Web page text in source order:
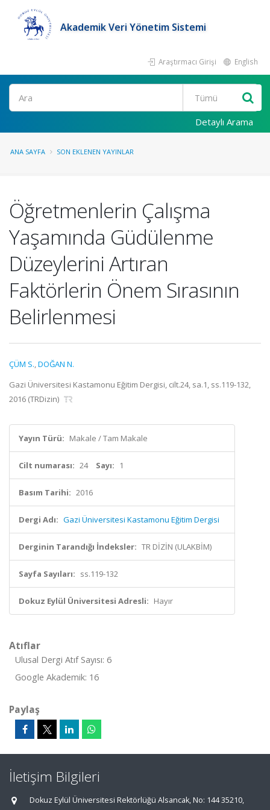
Akademik Veri Yönetim Sistemi
Araştırmacı Girişi English
Ara
Detaylı Arama
ANA SAYFA SON EKLENEN YAYINLAR
Öğretmenlerin Çalışma
Yaşamında Güdülenme
Düzeylerini Artıran
Faktörlerin Önem Sırasının
Belirlenmesi
ÇÜM S.,DOĞAN N.
Gazi Üniversitesi Kastamonu Eğitim Dergisi, cilt.24, sa.1, ss.119-132,
2016 (TRDizin)
Yayın Türü: Makale / Tam Makale
Cilt numarası: 24 Sayı: 1
Basım Tarihi: 2016
Dergi Adı: Gazi Üniversitesi Kastamonu Eğitim Dergisi
Derginin Tarandığı İndeksler: TR DİZİN (ULAKBİM)
Sayfa Sayıları: ss.119-132
Dokuz Eylül Üniversitesi Adresli: Hayır
Atıflar
Ulusal Dergi Atıf Sayısı: 6
Google Akademik: 16
Paylaş
İletişim Bilgileri
Dokuz Eylül Üniversitesi Rektörlüğü Alsancak, No: 144 35210,